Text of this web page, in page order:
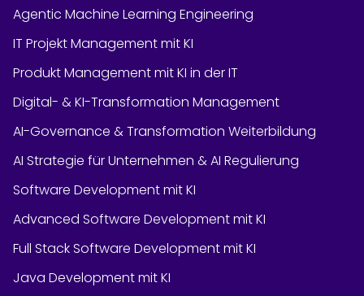
Agentic Machine Learning Engineering
IT Projekt Management mit KI
Produkt Management mit KI in der IT
Digital- & KI-Transformation Management
AI-Governance & Transformation Weiterbildung
AI Strategie für Unternehmen & AI Regulierung
Software Development mit KI
Advanced Software Development mit KI
Full Stack Software Development mit KI
Java Development mit KI